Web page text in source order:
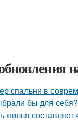
спальни в
бы для себя?
составляет